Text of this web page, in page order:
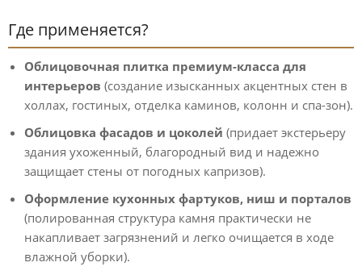
Где применяется?
Облицовочная плитка премиум-класса для
интерьеров (создание изысканных акцентных стен в
холлах, гостиных, отделка каминов, колонн и спа-зон).
Облицовка фасадов и цоколей (придает экстерьеру
здания ухоженный, благородный вид и надежно
защищает стены от погодных капризов).
Оформление кухонных фартуков, ниш и порталов
(полированная структура камня практически не
накапливает загрязнений и легко очищается в ходе
влажной уборки).